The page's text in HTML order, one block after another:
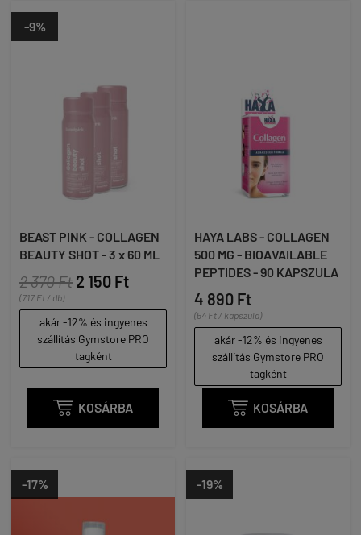
-9%
BEAST PINK - COLLAGEN
BEAUTY SHOT - 3 x 60 ML
2 370 Ft 2 150 Ft
(717 Ft / db)
akár -12% és ingyenes
szállítás Gymstore PRO
tagként
 KOSÁRBA
HAYA LABS - COLLAGEN
500 MG - BIOAVAILABLE
PEPTIDES - 90 KAPSZULA
4 890 Ft
(54 Ft / kapszula)
akár -12% és ingyenes
szállítás Gymstore PRO
tagként
 KOSÁRBA
-17% -19%